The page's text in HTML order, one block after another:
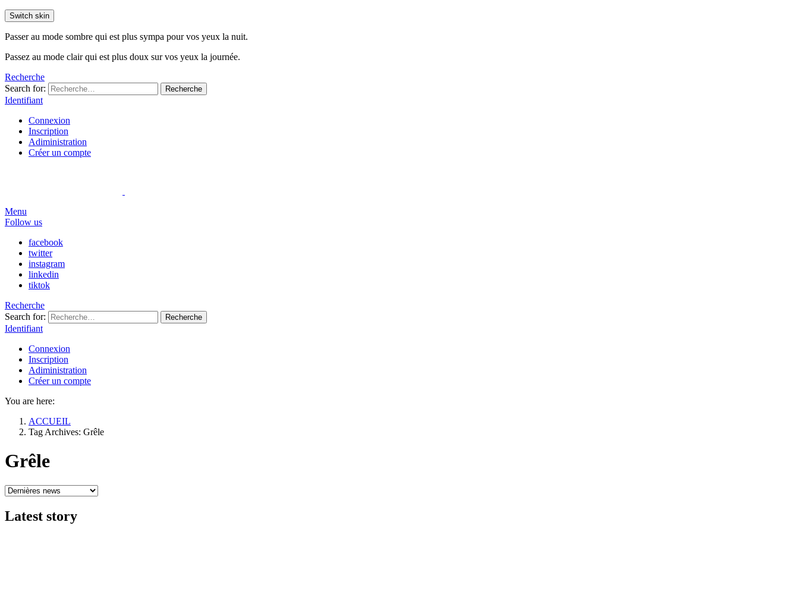
Switch skin
Passer au mode sombre qui est plus sympa pour vos yeux la nuit.
Passez au mode clair qui est plus doux sur vos yeux la journée.
Recherche
Search for:
Recherche
Identifiant
Connexion
Inscription
Adiministration
Créer un compte
Menu
Follow us
facebook
twitter
instagram
linkedin
tiktok
Recherche
Search for:
Recherche
Identifiant
Connexion
Inscription
Adiministration
Créer un compte
You are here:
ACCUEIL
Tag Archives: Grêle
Grêle
Latest story